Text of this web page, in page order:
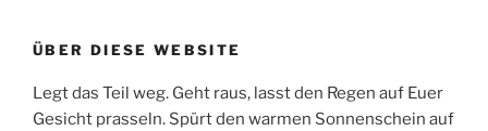
ÜBER DIESE WEBSITE
Legt das Teil weg. Geht raus, lasst den Regen auf Euer
Gesicht prasseln. Spürt den warmen Sonnenschein auf